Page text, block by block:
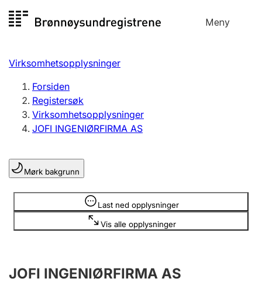
til
Meny
Registersøk
Aksjeselskap
Enkeltpersonforetak
Registrere, endre, slette
Lag og forening
Registrere, endre, slette
Årsregnskap
Virksomhetsopplysninger
Forsiden
Registersøk
Virksomhetsopplysninger
JOFI INGENIØRFIRMA AS
Mørk bakgrunn
Last ned opplysninger
Vis alle opplysninger
Opplysninger er skjult
JOFI INGENIØRFIRMA AS